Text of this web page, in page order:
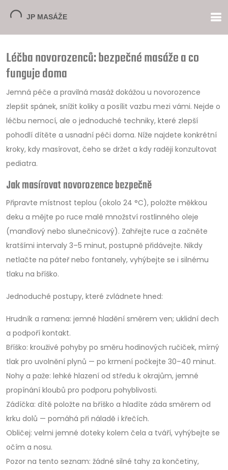
Léčba novorozenců: bezpečné masáže a co
funguje doma
Jemná péče a pravilná masáž dokážou u novorozence
zlepšit spánek, snížit koliky a posílit vazbu mezi vámi. Nejde o
léčbu nemocí, ale o jednoduché techniky, které zlepší
pohodlí dítěte a usnadní péči doma. Níže najdete konkrétní
kroky, kdy masírovat, čeho se držet a kdy raději konzultovat
pediatra.
Jak masírovat novorozence bezpečně
Připravte místnost teplou (okolo 24 °C), položte měkkou
deku a mějte po ruce malé množství rostlinného oleje
(mandlový nebo slunečnicový). Zahřejte ruce a začněte
kratšími intervaly 3–5 minut, postupně přidávejte. Nikdy
netlačte na páteř nebo fontanely, vyhýbejte se i silnému
tlaku na bříško.
Jednoduché postupy, které zvládnete hned:
Hrudník a ramena: jemné hladění směrem ven; uklidní dech
a podpoří kontakt.
Bříško: krouživé pohyby po směru hodinových ručiček, mírný
tlak pro uvolnění plynů — po krmení počkejte 30–40 minut.
Nohy a paže: lehké hlazení od středu k okrajům, jemné
propínání kloubů pro podporu pohyblivosti.
Zádíčka: dítě položte na bříško a hladíte záda směrem od
krku dolů — pomáhá při náladě i křečích.
Obličej: velmi jemné doteky kolem čela a tváří, vyhýbejte se
očím a nosu.
Pozor na tento seznam: žádné silné tahy za končetiny,